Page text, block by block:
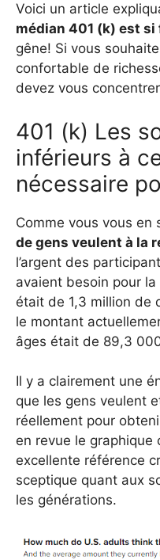
Voici un article
médian 401 (k) est si
gêne! Si vous
confortable de
devez vous
401 (k) Les
inférieurs à
nécessaire
Comme vous vous en
de gens veulent à la
l’argent des
avaient besoin pour
était de 1,3 million de
le montant
âges était de 89,3
Il y a clairement une
que les gens veulent
réellement pour
en revue le graphique
excellente référence
sceptique quant aux
les générations.